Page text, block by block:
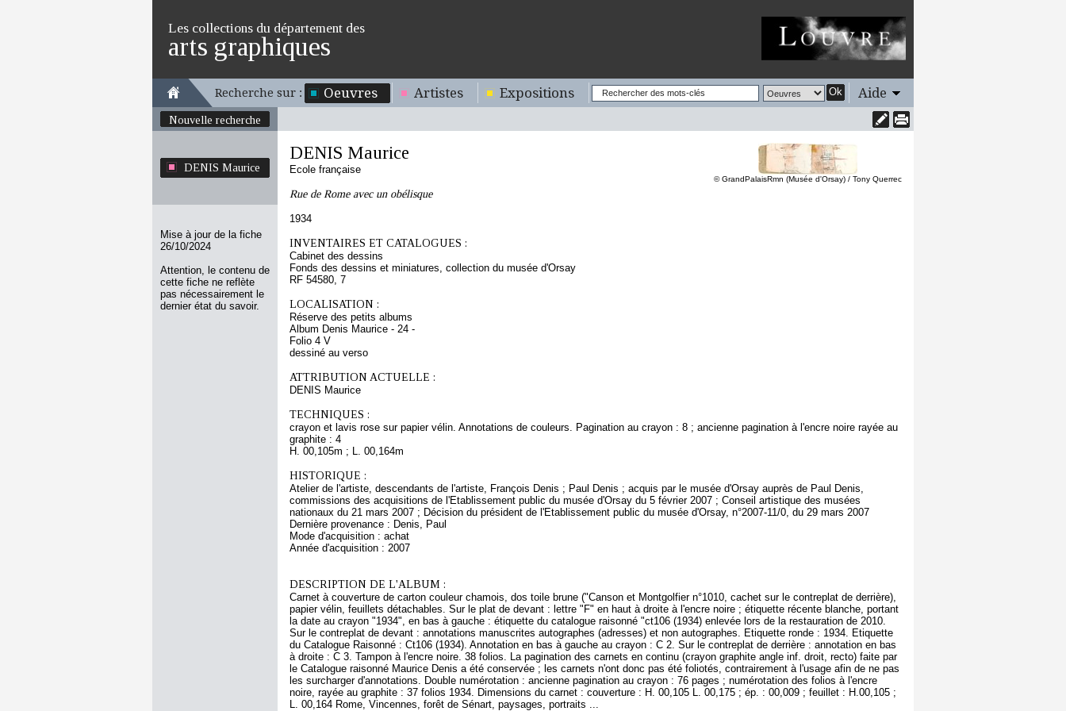
Les collections du département des
arts graphiques
Recherche sur : Oeuvres Artistes Expositions Ok Aide
Nouvelle recherche
DENIS Maurice
Mise à jour de la fiche
26/10/2024
Attention, le contenu de
cette fiche ne reflète
pas nécessairement le
dernier état du savoir.
© GrandPalaisRmn (Musée d'Orsay) / Tony Querrec
DENIS Maurice
Ecole française
Rue de Rome avec un obélisque
1934
INVENTAIRES ET CATALOGUES :
Cabinet des dessins
Fonds des dessins et miniatures, collection du musée d'Orsay
RF 54580, 7
LOCALISATION :
Réserve des petits albums
Album Denis Maurice - 24 -
Folio 4 V
dessiné au verso
ATTRIBUTION ACTUELLE :
DENIS Maurice
TECHNIQUES :
crayon et lavis rose sur papier vélin. Annotations de couleurs. Pagination au crayon : 8 ; ancienne pagination à l'encre noire rayée au
graphite : 4
H. 00,105m ; L. 00,164m
HISTORIQUE :
Atelier de l'artiste, descendants de l'artiste, François Denis ; Paul Denis ; acquis par le musée d'Orsay auprès de Paul Denis,
commissions des acquisitions de l'Etablissement public du musée d'Orsay du 5 février 2007 ; Conseil artistique des musées
nationaux du 21 mars 2007 ; Décision du président de l'Etablissement public du musée d'Orsay, n°2007-11/0, du 29 mars 2007
Dernière provenance : Denis, Paul
Mode d'acquisition : achat
Année d'acquisition : 2007
DESCRIPTION DE L'ALBUM :
Carnet à couverture de carton couleur chamois, dos toile brune ("Canson et Montgolfier n°1010, cachet sur le contreplat de derrière),
papier vélin, feuillets détachables. Sur le plat de devant : lettre "F" en haut à droite à l'encre noire ; étiquette récente blanche, portant
la date au crayon "1934", en bas à gauche : étiquette du catalogue raisonné "ct106 (1934) enlevée lors de la restauration de 2010.
Sur le contreplat de devant : annotations manuscrites autographes (adresses) et non autographes. Etiquette ronde : 1934. Etiquette
du Catalogue Raisonné : Ct106 (1934). Annotation en bas à gauche au crayon : C 2. Sur le contreplat de derrière : annotation en bas
à droite : C 3. Tampon à l'encre noire. 38 folios. La pagination des carnets en continu (crayon graphite angle inf. droit, recto) faite par
le Catalogue raisonné Maurice Denis a été conservée ; les carnets n'ont donc pas été foliotés, contrairement à l'usage afin de ne pas
les surcharger d'annotations. Double numérotation : ancienne pagination au crayon : 76 pages ; numérotation des folios à l'encre
noire, rayée au graphite : 37 folios 1934. Dimensions du carnet : couverture : H. 00,105 L. 00,175 ; ép. : 00,009 ; feuillet : H.00,105 ;
L. 00,164 Rome, Vincennes, forêt de Sénart, paysages, portraits ...